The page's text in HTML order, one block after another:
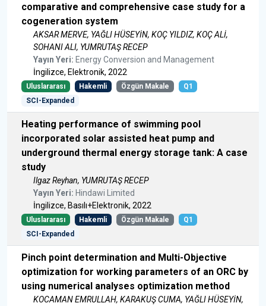
comparative and comprehensive case study for a
cogeneration system
AKSAR MERVE, YAĞLI HÜSEYİN, KOÇ YILDIZ, KOÇ ALİ,
SOHANI ALI, YUMRUTAŞ RECEP
Yayın Yeri: Energy Conversion and Management
İngilizce, Elektronik, 2022
Uluslararası Hakemli Özgün Makale
Q1
SCI-Expanded
Heating performance of swimming pool
incorporated solar assisted heat pump and
underground thermal energy storage tank: A case
study
Ilgaz Reyhan, YUMRUTAŞ RECEP
Yayın Yeri: Hindawi Limited
İngilizce, Basılı+Elektronik, 2022
Uluslararası Hakemli Özgün Makale
Q1
SCI-Expanded
Pinch point determination and Multi-Objective
optimization for working parameters of an ORC by
using numerical analyses optimization method
KOCAMAN EMRULLAH, KARAKUŞ CUMA, YAĞLI HÜSEYİN,